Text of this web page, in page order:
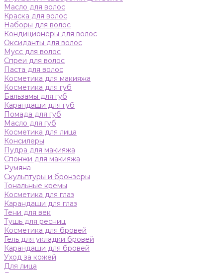
Масло для волос
Краска для волос
Наборы для волос
Кондиционеры для волос
Оксиданты для волос
Мусс для волос
Спреи для волос
Паста для волос
Косметика для макияжа
Косметика для губ
Бальзамы для губ
Карандаши для губ
Помада для губ
Масло для губ
Косметика для лица
Консилеры
Пудра для макияжа
Спонжи для макияжа
Румяна
Скульптуры и бронзеры
Тональные кремы
Косметика для глаз
Карандаши для глаз
Тени для век
Тушь для ресниц
Косметика для бровей
Гель для укладки бровей
Карандаши для бровей
Уход за кожей
Для лица